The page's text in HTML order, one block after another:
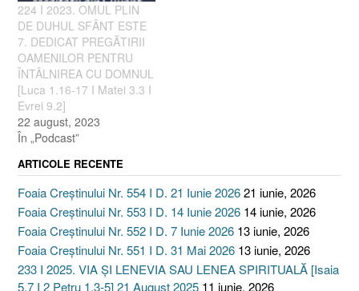
224 I 2023. OMUL PLIN
DE DUHUL SFÂNT ESTE
7. DEDICAT PREGĂTIRII
OAMENILOR PENTRU
ÎNTÂLNIREA CU DOMNUL
[Luca 1.16-17 I Matei 3.3 I
Evrei 9.2]
22 august, 2023
În „Podcast”
ARTICOLE RECENTE
Foaia Creștinului Nr. 554 I D. 21 Iunie 202621 iunie, 2026
Foaia Creștinului Nr. 553 I D. 14 Iunie 2026 14 iunie, 2026
Foaia Creștinului Nr. 552 I D. 7 Iunie 2026 13 iunie, 2026
Foaia Creștinului Nr. 551 I D. 31 Mai 2026 13 iunie, 2026
233 I 2025. VIA ȘI LENEVIA SAU LENEA SPIRITUALĂ [Isaia
5.7 I 2 Petru 1.3-5] 21 August 2025 11 iunie, 2026